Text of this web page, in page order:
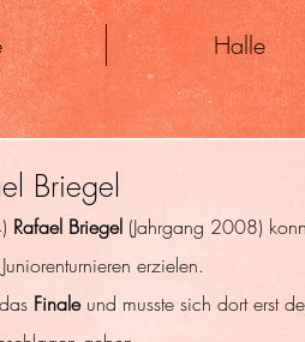
Halle
Briegel
Rafael Briegel (Jahrgang 2008)
erzielen.
Finale und musste sich dort erst